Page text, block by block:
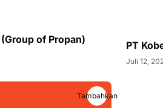
of Propan)
PT
Juli 12,
Tambahkan